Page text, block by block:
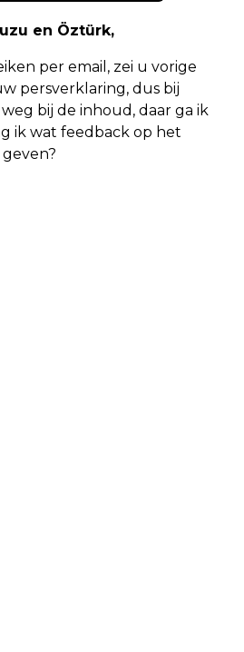
en Öztürk,
per email, zei u vorige
persverklaring, dus bij
bij de inhoud, daar ga ik
ik wat feedback op het